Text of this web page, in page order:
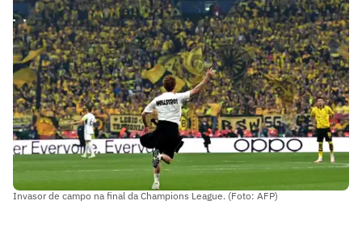
Invasor de campo na final da Champions League. (Foto: AFP)